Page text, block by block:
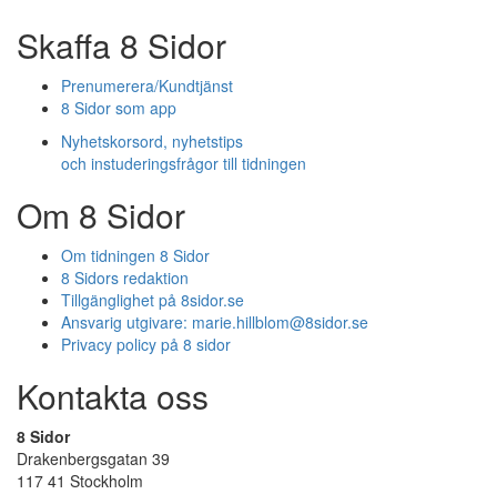
Skaffa 8 Sidor
Prenumerera/Kundtjänst
8 Sidor som app
Nyhetskorsord, nyhetstips
och instuderingsfrågor till tidningen
Om 8 Sidor
Om tidningen 8 Sidor
8 Sidors redaktion
Tillgänglighet på 8sidor.se
Ansvarig utgivare: marie.hillblom@8sidor.se
Privacy policy på 8 sidor
Kontakta oss
8 Sidor
Drakenbergsgatan 39
117 41 Stockholm